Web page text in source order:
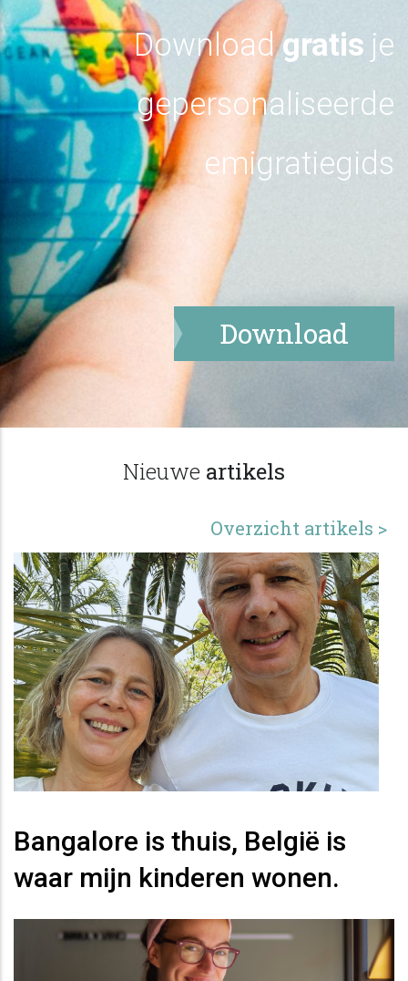
Download gratis je
gepersonaliseerde
emigratiegids
Download
Nieuwe artikels
Overzicht artikels >
Bangalore is thuis, België is
waar mijn kinderen wonen.